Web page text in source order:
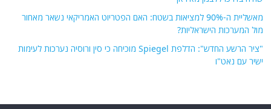
מאשליית ה-90% למציאות בשטח: האם הפטריוט האמריקאי נשאר מאחור
מול המערכות הישראליות?
"ציר הרשע החדש": הדלפת Spiegel מוכיחה כי סין ורוסיה נערכות לעימות
ישיר עם נאט"ו